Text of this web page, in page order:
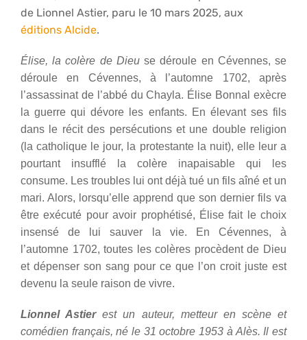
de Lionnel Astier, paru le 10 mars 2025, aux
éditions Alcide.
Élise, la colère de Dieuse déroule en Cévennes,se
déroule en Cévennes, à l’automne 1702, après
l’assassinat de l’abbé du Chayla. Élise Bonnal exècre
la guerre qui dévore les enfants. En élevant ses fils
dans le récit des persécutions et une double religion
(la catholique le jour, la protestante la nuit), elle leur a
pourtant insufflé la colère inapaisable qui les
consume. Les troubles lui ont déjà tué un fils aîné et un
mari. Alors, lorsqu’elle apprend que son dernier fils va
être exécuté pour avoir prophétisé, Élise fait le choix
insensé de lui sauver la vie. En Cévennes, à
l’automne 1702, toutes les colères procèdent de Dieu
et dépenser son sang pour ce que l’on croit juste est
devenu la seule raison de vivre.
Lionnel Astierest un auteur, metteur en scène et
comédien français, né le 31 octobre 1953 à Alès. Il est